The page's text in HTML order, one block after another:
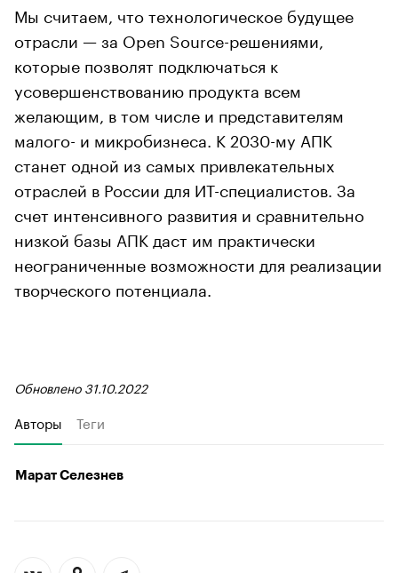
Мы считаем, что технологическое будущее
отрасли — за Open Source-решениями,
которые позволят подключаться к
усовершенствованию продукта всем
желающим, в том числе и представителям
малого- и микробизнеса. К 2030-му АПК
станет одной из самых привлекательных
отраслей в России для ИТ-специалистов. За
счет интенсивного развития и сравнительно
низкой базы АПК даст им практически
неограниченные возможности для реализации
творческого потенциала.
Обновлено 31.10.2022
Авторы Теги
Марат Селезнев